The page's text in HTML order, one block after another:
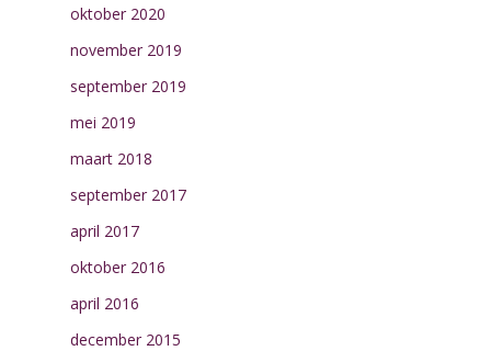
oktober 2020
november 2019
september 2019
mei 2019
maart 2018
september 2017
april 2017
oktober 2016
april 2016
december 2015